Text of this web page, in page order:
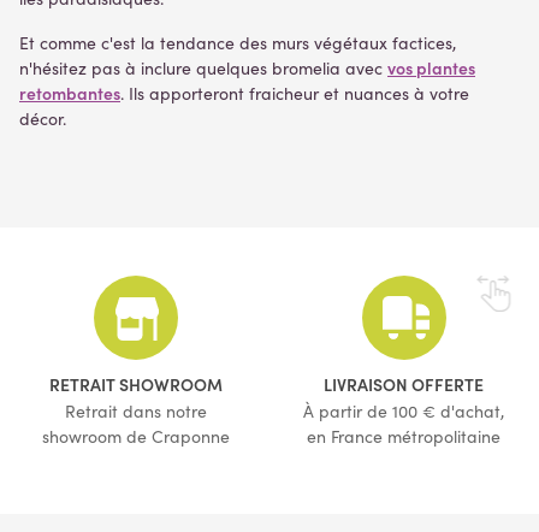
Et comme c'est la tendance des murs végétaux factices,
n'hésitez pas à inclure quelques bromelia avec vos plantes
retombantes. Ils apporteront fraicheur et nuances à votre
décor.
RETRAIT SHOWROOM
Retrait dans notre
showroom de Craponne
LIVRAISON OFFERTE
À partir de 100 € d'achat,
en France métropolitaine